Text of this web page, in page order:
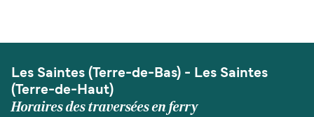
Les Saintes (Terre-de-Bas) - Les Saintes
(Terre-de-Haut)
Horaires des traversées en ferry